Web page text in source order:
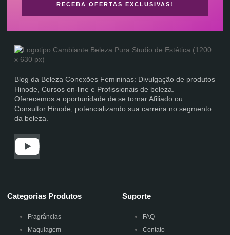
contato@conectarideias.com.br
RECEBA OFERTAS EXCLUSIVAS!
Blog da Beleza Conexões Femininas: Divulgação de produtos
Hinode, Cursos on-line e Profissionais de beleza.
Oferecemos a oportunidade de se tornar Afiliado ou
Consultor Hinode, potencializando sua carreira no segmento
da beleza.
Categorias Produtos
Fragrâncias
Maquiagem
Suporte
FAQ
Contato